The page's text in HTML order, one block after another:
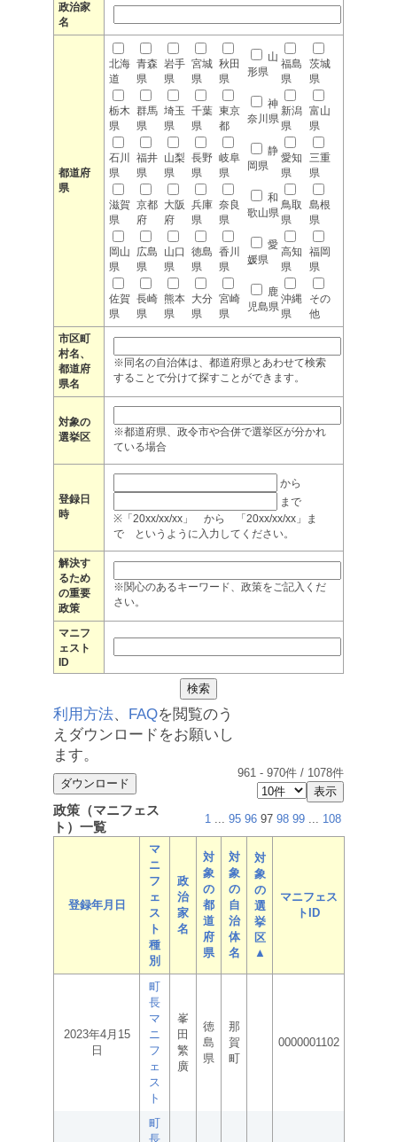
政治家
名
都道府
県
北海
道
青森
県
岩手
県
宮城
県
秋田
県
山
形県
福島
県
茨城
県
栃木
県
群馬
県
埼玉
県
千葉
県
東京
都
神
奈川県
新潟
県
富山
県
石川
県
福井
県
山梨
県
長野
県
岐阜
県
静
岡県
愛知
県
三重
県
滋賀
県
京都
府
大阪
府
兵庫
県
奈良
県
和
歌山県
鳥取
県
島根
県
岡山
県
広島
県
山口
県
徳島
県
香川
県
愛
媛県
高知
県
福岡
県
佐賀
県
長崎
県
熊本
県
大分
県
宮崎
県
鹿
児島県
沖縄
県
その
他
市区町
村名、
都道府
県名
※同名の自治体は、都道府県とあわせて検索
することで分けて探すことができます。
対象の
選挙区
※都道府県、政令市や合併で選挙区が分かれ
ている場合
登録日
時
から
まで
※「20xx/xx/xx」 から 「20xx/xx/xx」ま
で というように入力してください。
解決す
るため
の重要
政策
※関心のあるキーワード、政策をご記入くだ
さい。
マニフ
ェスト
ID
利用方法、 FAQを閲覧のう
えダウンロードをお願いし
ます。
961 - 970件 / 1078件
政策（マニフェス
ト）一覧
1 ... 95 96 97 98 99 ... 108
登録年月日
マ
ニ
フ
ェ
ス
ト
種
別
政
治
家
名
対
象
の
都
道
府
県
対
象
の
自
治
体
名
対
象
の
選
挙
区
▲
マニフェス
トID
2023年4月15
日
町
長
マ
ニ
フ
ェ
ス
ト
峯
田
繁
廣
徳
島
県
那
賀
町
0000001102
町
長